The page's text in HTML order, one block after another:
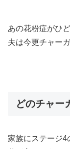
あの花粉症がひ
夫は今更チャー
どのチャー
家族にステージ4